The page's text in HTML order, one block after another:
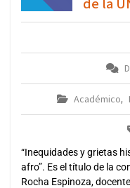
de la
Académico,
“Inequidades y grietas
afro”. Es el título de la
Rocha Espinoza,